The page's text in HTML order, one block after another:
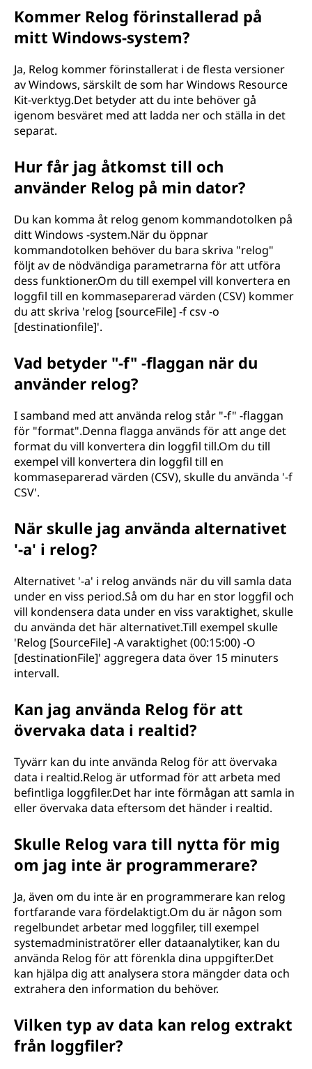
Kommer Relog förinstallerad på
mitt Windows-system?
Ja, Relog kommer förinstallerat i de flesta versioner
av Windows, särskilt de som har Windows Resource
Kit-verktyg.Det betyder att du inte behöver gå
igenom besväret med att ladda ner och ställa in det
separat.
Hur får jag åtkomst till och
använder Relog på min dator?
Du kan komma åt relog genom kommandotolken på
ditt Windows -system.När du öppnar
kommandotolken behöver du bara skriva "relog"
följt av de nödvändiga parametrarna för att utföra
dess funktioner.Om du till exempel vill konvertera en
loggfil till en kommaseparerad värden (CSV) kommer
du att skriva 'relog [sourceFile] -f csv -o
[destinationfile]'.
Vad betyder "-f" -flaggan när du
använder relog?
I samband med att använda relog står "-f" -flaggan
för "format".Denna flagga används för att ange det
format du vill konvertera din loggfil till.Om du till
exempel vill konvertera din loggfil till en
kommaseparerad värden (CSV), skulle du använda '-f
CSV'.
När skulle jag använda alternativet
'-a' i relog?
Alternativet '-a' i relog används när du vill samla data
under en viss period.Så om du har en stor loggfil och
vill kondensera data under en viss varaktighet, skulle
du använda det här alternativet.Till exempel skulle
'Relog [SourceFile] -A varaktighet (00:15:00) -O
[destinationFile]' aggregera data över 15 minuters
intervall.
Kan jag använda Relog för att
övervaka data i realtid?
Tyvärr kan du inte använda Relog för att övervaka
data i realtid.Relog är utformad för att arbeta med
befintliga loggfiler.Det har inte förmågan att samla in
eller övervaka data eftersom det händer i realtid.
Skulle Relog vara till nytta för mig
om jag inte är programmerare?
Ja, även om du inte är en programmerare kan relog
fortfarande vara fördelaktigt.Om du är någon som
regelbundet arbetar med loggfiler, till exempel
systemadministratörer eller dataanalytiker, kan du
använda Relog för att förenkla dina uppgifter.Det
kan hjälpa dig att analysera stora mängder data och
extrahera den information du behöver.
Vilken typ av data kan relog extrakt
från loggfiler?